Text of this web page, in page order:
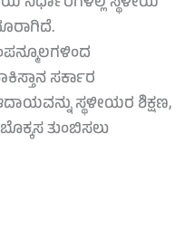
ಸರ್ಕಾರ
ಸ್ಥಳೀಯರ ಶಿಕ್ಷಣ,
ತುಂಬಿಸಲು